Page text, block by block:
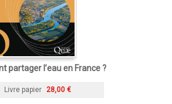
partager l’eau en France ?
Livre papier 28,00 €